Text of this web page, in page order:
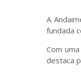
A
fundada
Com
destaca